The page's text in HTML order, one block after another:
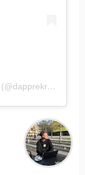
Een bericht gedeeld door Dapp’re Krijger (@dapprekrijger)